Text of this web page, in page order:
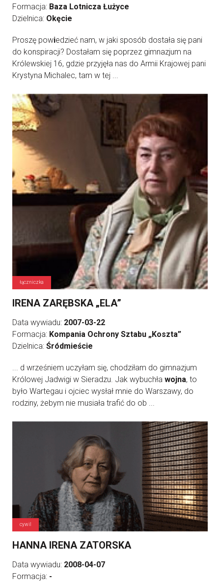
Formacja: Baza Lotnicza Łużyce
Dzielnica: Okęcie
Proszę powiedzieć nam, w jaki sposób dostała się pani
do konspiracji? Dostałam się poprzez gimnazjum na
Królewskiej 16, gdzie przyjęła nas do Armii Krajowej pani
Krystyna Michalec, tam w tej ...
łączniczka
IRENA ZARĘBSKA „ELA”
Data wywiadu: 2007-03-22
Formacja: Kompania Ochrony Sztabu „Koszta”
Dzielnica: Śródmieście
... d wrześniem uczyłam się, chodziłam do gimnazjum
Królowej Jadwigi w Sieradzu. Jak wybuchła wojna, to
było Wartegau i ojciec wysłał mnie do Warszawy, do
rodziny, żebym nie musiała trafić do ob ...
cywil
HANNA IRENA ZATORSKA
Data wywiadu: 2008-04-07
Formacja: -